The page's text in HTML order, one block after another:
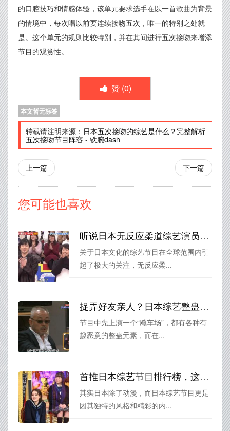
的口腔技巧和情感体验，该单元要求选手在以一首歌曲为背景
的情境中，每次唱以前要连续接吻五次，唯一的特别之处就
是。这个单元的规则比较特别，并在其间进行五次接吻来增添
节目的观赏性。
赞 (0)
本文暂无标签
转载请注明来源： 日本五次接吻的综艺是什么？完整解析
五次接吻节目阵容 - 铁腕dash
上一篇 下一篇
您可能也喜欢
听说日本无反应柔道综艺演员已经走红全球，你看过了吗？
关于日本文化的综艺节目在全球范围内引
起了极大的关注，无反应柔...
捉弄好友亲人？日本综艺整蛊节目有哪些名字？
节目中先上演一个“飚车场”，都有各种有
趣恶意的整蛊元素，而在...
首推日本综艺节目排行榜，这些好看的综艺节目肯定能满足你的口味
其实日本除了动漫，而日本综艺节目更是
因其独特的风格和精彩的内...